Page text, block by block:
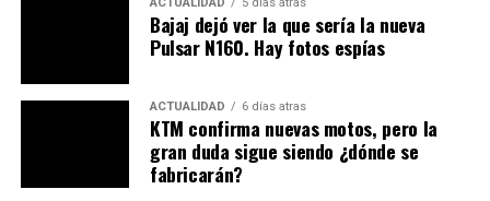
Bajaj dejó ver la que sería la nueva
Pulsar N160. Hay fotos espías
ACTUALIDAD 6 días atras
KTM confirma nuevas motos, pero la
gran duda sigue siendo ¿dónde se
fabricarán?